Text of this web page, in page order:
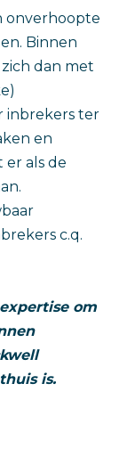
onverhoopte
Binnen
dan met
inbrekers ter
en
er als de
c.q.
om
is.